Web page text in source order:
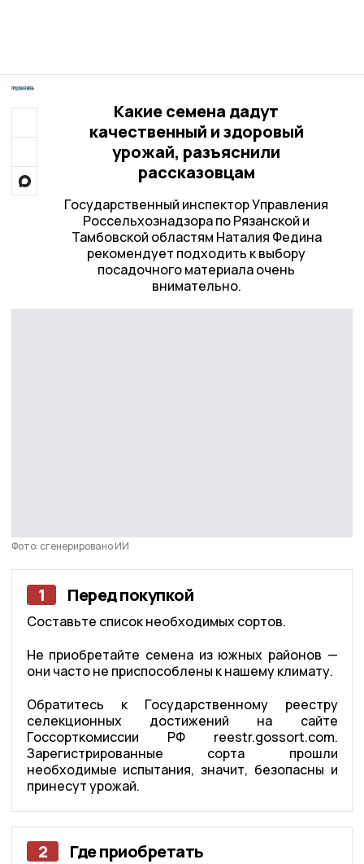
Какие семена дадут
качественный и здоровый
урожай, разъяснили
рассказовцам
Государственный инспектор Управления
Россельхознадзора по Рязанской и
Тамбовской областям Наталия Федина
рекомендует подходить к выбору
посадочного материала очень
внимательно.
Фото: сгенерировано ИИ
1 Перед покупкой
Составьте список необходимых сортов.
Не приобретайте семена из южных районов —
они часто не приспособлены к нашему климату.
Обратитесь к Государственному реестру
селекционных достижений на сайте
Госсорткомиссии РФ reestr.gossort.com.
Зарегистрированные сорта прошли
необходимые испытания, значит, безопасны и
принесут урожай.
2 Где приобретать